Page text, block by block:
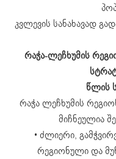
კვლევის სანახავად
რაჭა-ლეჩხუმის
წლის
რაჭა ლეჩხუმის
მიჩნეულია
• ძლიერი,
რეგიონული და